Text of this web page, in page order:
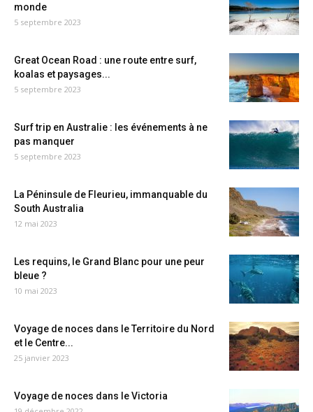
monde
5 septembre 2023
Great Ocean Road : une route entre surf,
koalas et paysages...
5 septembre 2023
Surf trip en Australie : les événements à ne
pas manquer
5 septembre 2023
La Péninsule de Fleurieu, immanquable du
South Australia
12 mai 2023
Les requins, le Grand Blanc pour une peur
bleue ?
10 mai 2023
Voyage de noces dans le Territoire du Nord
et le Centre...
25 janvier 2023
Voyage de noces dans le Victoria